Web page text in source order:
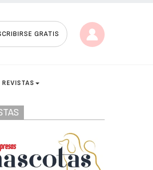
GRATIS
REVISTAS